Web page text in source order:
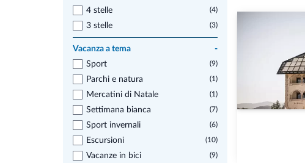
4 stelle (4)
3 stelle (3)
Vacanza a tema
-
Sport
(9)
Parchi e natura (1)
Mercatini di Natale (1)
Settimana bianca (7)
Sport invernali (6)
Escursioni (10)
Vacanze in bici (9)